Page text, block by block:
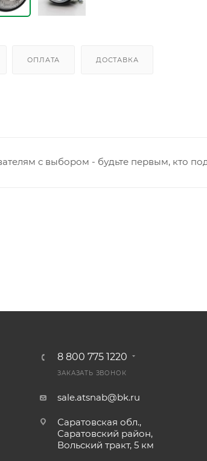
ОПЛАТА ДОСТАВКА
с выбором - будьте первым, кто
8 800 775 1220
ЗАКАЗАТЬ ЗВОНОК
sale.atsnab@bk.ru
Саратовская обл.,
Саратовский район,
Вольский тракт, 5 км